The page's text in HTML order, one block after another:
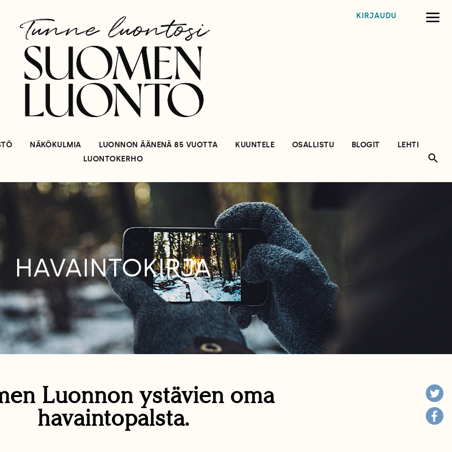
KIRJAUDU
NÄKÖKULMIA LUONNON ÄÄNENÄ 85 VUOTTA KUUNTELE OSALLISTU BLOGIT
LEHTI
LUONTOKERHO
HAVAINTOKIRJA
Luonnon ystävien oma
havaintopalsta.